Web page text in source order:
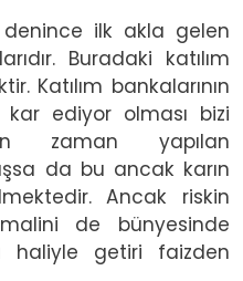
ilk akla gelen
Buradaki katılım
Katılım bankalarının
ediyor olması bizi
zaman yapılan
da bu ancak karın
Ancak riskin
de bünyesinde
haliyle getiri faizden